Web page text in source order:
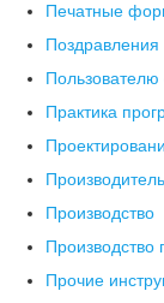
Печатные
Поздравления
Пользователю
Практика
Производство
Производство
Прочие